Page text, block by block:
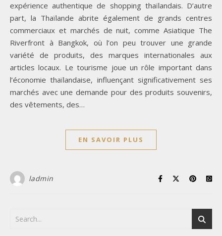
expérience authentique de shopping thaïlandais. D’autre
part, la Thaïlande abrite également de grands centres
commerciaux et marchés de nuit, comme Asiatique The
Riverfront à Bangkok, où l’on peu trouver une grande
variété de produits, des marques internationales aux
articles locaux. Le tourisme joue un rôle important dans
l’économie thaïlandaise, influençant significativement ses
marchés avec une demande pour des produits souvenirs,
des vêtements, des…
EN SAVOIR PLUS
ladmin